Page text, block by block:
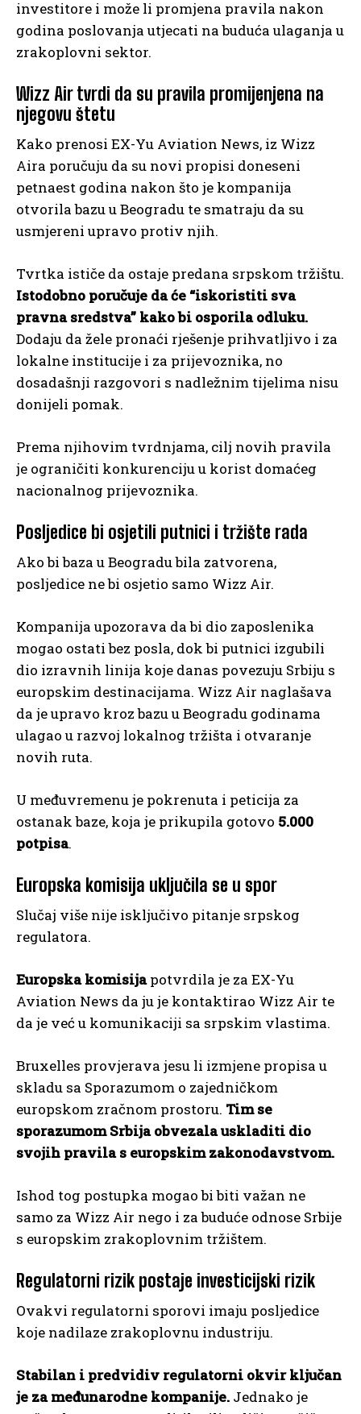
investitore i može li promjena pravila nakon
godina poslovanja utjecati na buduća ulaganja u
zrakoplovni sektor.
Wizz Air tvrdi da su pravila promijenjena na
njegovu štetu
Kako prenosi EX-Yu Aviation News, iz Wizz
Aira poručuju da su novi propisi doneseni
petnaest godina nakon što je kompanija
otvorila bazu u Beogradu te smatraju da su
usmjereni upravo protiv njih.
Tvrtka ističe da ostaje predana srpskom tržištu.
Istodobno poručuje da će “iskoristiti sva
pravna sredstva” kako bi osporila odluku.
Dodaju da žele pronaći rješenje prihvatljivo i za
lokalne institucije i za prijevoznika, no
dosadašnji razgovori s nadležnim tijelima nisu
donijeli pomak.
Prema njihovim tvrdnjama, cilj novih pravila
je ograničiti konkurenciju u korist domaćeg
nacionalnog prijevoznika.
Posljedice bi osjetili putnici i tržište rada
Ako bi baza u Beogradu bila zatvorena,
posljedice ne bi osjetio samo Wizz Air.
Kompanija upozorava da bi dio zaposlenika
mogao ostati bez posla, dok bi putnici izgubili
dio izravnih linija koje danas povezuju Srbiju s
europskim destinacijama. Wizz Air naglašava
da je upravo kroz bazu u Beogradu godinama
ulagao u razvoj lokalnog tržišta i otvaranje
novih ruta.
U međuvremenu je pokrenuta i peticija za
ostanak baze, koja je prikupila gotovo 5.000
potpisa.
Europska komisija uključila se u spor
Slučaj više nije isključivo pitanje srpskog
regulatora.
Europska komisijapotvrdila je za EX-Yu
Aviation News da ju je kontaktirao Wizz Air te
da je već u komunikaciji sa srpskim vlastima.
Bruxelles provjerava jesu li izmjene propisa u
skladu sa Sporazumom o zajedničkom
europskom zračnom prostoru. Tim se
sporazumom Srbija obvezala uskladiti dio
svojih pravila s europskim zakonodavstvom.
Ishod tog postupka mogao bi biti važan ne
samo za Wizz Air nego i za buduće odnose Srbije
s europskim zrakoplovnim tržištem.
Regulatorni rizik postaje investicijski rizik
Ovakvi regulatorni sporovi imaju posljedice
koje nadilaze zrakoplovnu industriju.
Stabilan i predvidiv regulatorni okvir ključan
je za međunarodne kompanije. Jednako je